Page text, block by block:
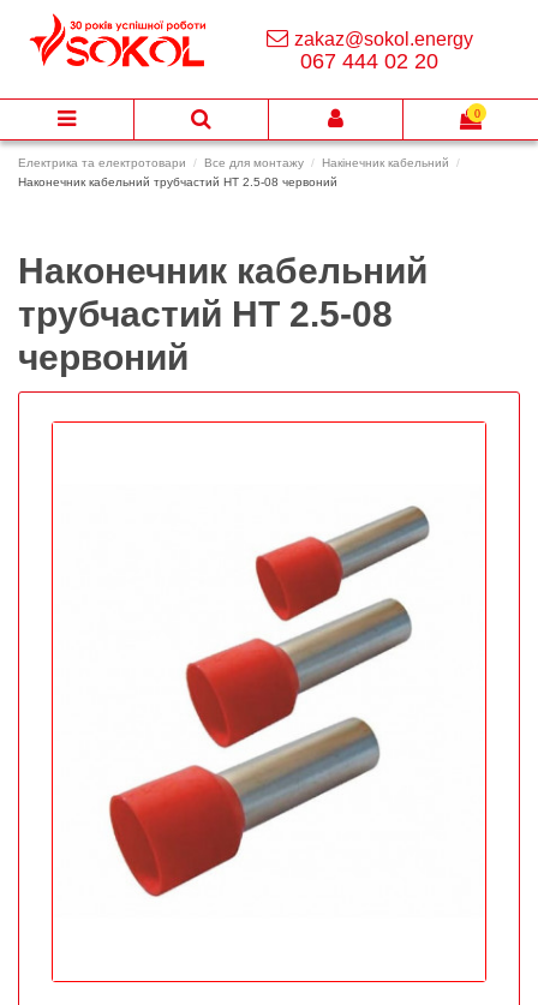
Електрика та електротовари Все для монтажу
Накінечник кабельний
Наконечник кабельний трубчастий НТ 2.5-08 червоний
Наконечник кабельний
трубчастий НТ 2.5-08
червоний
zakaz@sokol.energy
067 444 02 20
0